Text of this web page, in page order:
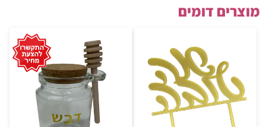
מוצרים דומים